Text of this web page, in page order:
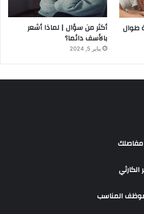
طوال
أكثر من سؤال | لماذا أشعر
بالأسف دائما؟
يناير 5, 2024
المناسب